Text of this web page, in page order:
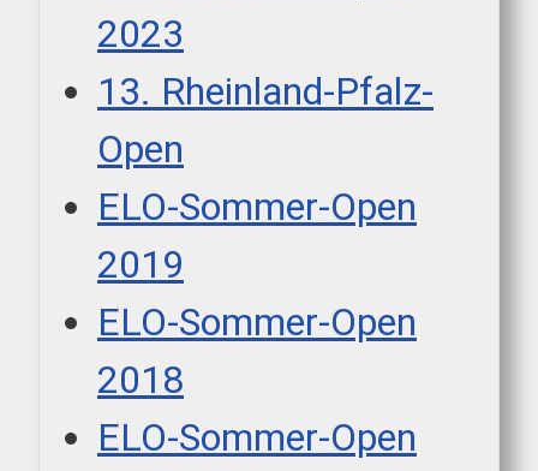
2023
13. Rheinland-Pfalz-
Open
ELO-Sommer-Open
2019
ELO-Sommer-Open
2018
ELO-Sommer-Open